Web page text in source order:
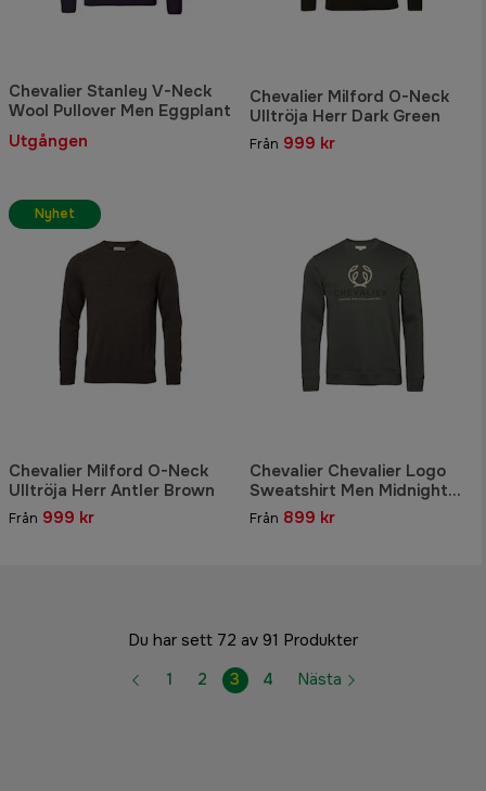
Chevalier Stanley V-Neck
Wool Pullover Men Eggplant
Utgången
Chevalier Milford O-Neck
Ulltröja Herr Dark Green
Från 999 kr
Chevalier Milford O-Neck
Ulltröja Herr Antler Brown
Från 999 kr
Nyhet
Chevalier Chevalier Logo
Sweatshirt Men Midnight
Pine
Från 899 kr
Du har sett 72 av 91 Produkter
1
2 3 4 Nästa